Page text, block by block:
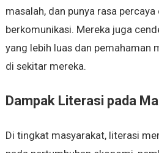
masalah, dan punya rasa
berkomunikasi. Mereka juga
yang lebih luas dan pemahaman
di sekitar mereka.
Dampak Literasi pada
Di tingkat masyarakat, literasi